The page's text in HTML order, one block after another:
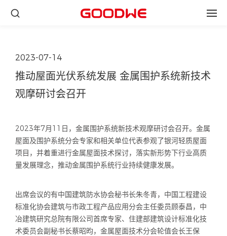
2023-07-14
推动屋面光伏系统发展 金属围护系统新技术
观摩研讨会召开
2023年7月11日，金属围护系统新技术观摩研讨会召开。金属
屋面及围护系统分会专家和相关单位代表参观了银河轻质屋面
项目，并着重进行金属屋面技术探讨，落实新形势下行业高质
量发展理念，推动金属围护系统行业持续健康发展。
出席会议的有中国建筑防水协会秘书长朱冬青，中国工程建设
标准化协会建筑与市政工程产品应用分会主任委员顾泰昌，中
冶建筑研究总院有限公司首席专家、住建部建筑设计标准化技
术委员会副秘书长蔡昭昀，金属屋面技术分会轮值会长王保